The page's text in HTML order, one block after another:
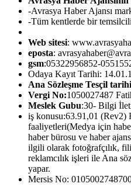
-Avrasya Haber Ajansı
-Tüm kentlerde bir
Web sitesi:
eposta:
gsm:05322956852-
Odaya Kayıt Tarihi:
Ana Sözleşme Tesçil tarihi
Vergi No:1050027487
Meslek Gubu:30- Bilgi
iş konusu:63.91,01 (Rev2)
faaliyetleri(Medya için
haber bürosu ve haber
ilgili olarak fotoğrafçılık,
reklamcılık işleri ile Ana
yapar.
Mersis No: